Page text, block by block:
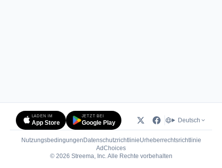
LADEN IM
App Store
JETZT BEI
Google Play Deutsch
Nutzungsbedingungen DatenschutzrichtlinieUrheberrechtsrichtlinie
AdChoices(öffnet in neuem Tab)
© 2026 Streema, Inc. Alle Rechte vorbehalten